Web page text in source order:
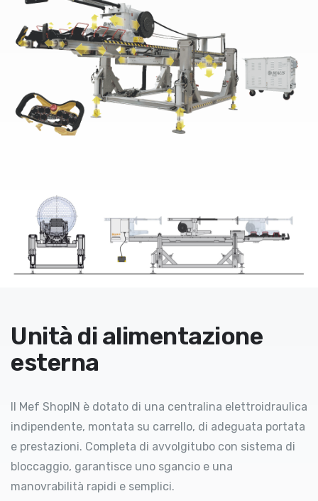
Unità di alimentazione
esterna
Il Mef ShopIN è dotato di una centralina elettroidraulica
indipendente, montata su carrello, di adeguata portata
e prestazioni. Completa di avvolgitubo con sistema di
bloccaggio, garantisce uno sgancio e una
manovrabilità rapidi e semplici.